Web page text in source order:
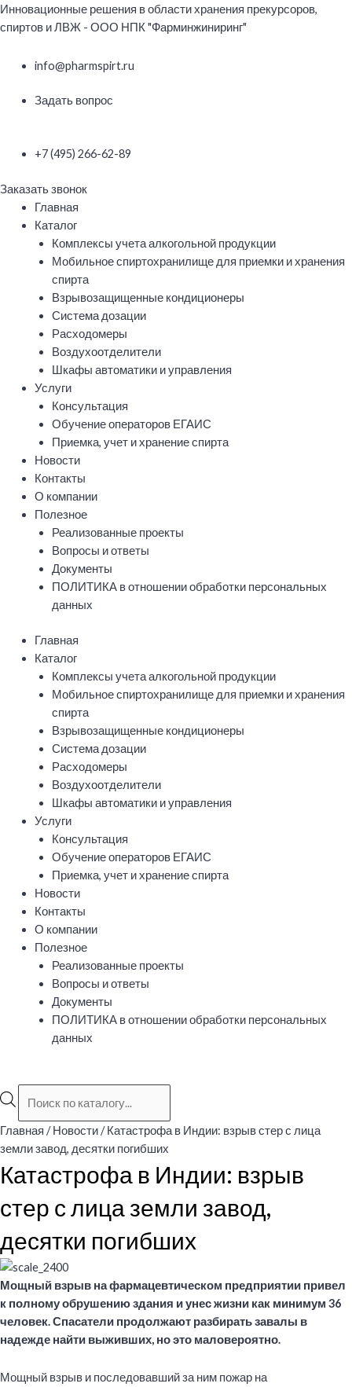
Перейти
к
Инновационные решения в области хранения прекурсоров,
спиртов и ЛВЖ - ООО НПК "Фарминжиниринг"
info@pharmspirt.ru
Задать вопрос
+7 (495) 266-62-89
Заказать звонок
Меню
Главная
Каталог
Комплексы учета алкогольной продукции
Мобильное спиртохранилище для приемки и хранения
спирта
Взрывозащищенные кондиционеры
Система дозации
Расходомеры
Воздухоотделители
Шкафы автоматики и управления
Услуги
Консультация
Обучение операторов ЕГАИС
Приемка, учет и хранение спирта
Новости
Контакты
О компании
Полезное
Реализованные проекты
Вопросы и ответы
Документы
ПОЛИТИКА в отношении обработки персональных
данных
Главная
Каталог
Комплексы учета алкогольной продукции
Мобильное спиртохранилище для приемки и хранения
спирта
Взрывозащищенные кондиционеры
Система дозации
Расходомеры
Воздухоотделители
Шкафы автоматики и управления
Услуги
Консультация
Обучение операторов ЕГАИС
Приемка, учет и хранение спирта
Новости
Контакты
О компании
Полезное
Реализованные проекты
Вопросы и ответы
Документы
ПОЛИТИКА в отношении обработки персональных
данных
товаров
Главная /Новости/ Катастрофа в Индии: взрыв стер с лица
земли завод, десятки погибших
Катастрофа в Индии: взрыв
стер с лица земли завод,
десятки погибших
Мощный взрыв на фармацевтическом предприятии привел
к полному обрушению здания и унес жизни как минимум 36
человек. Спасатели продолжают разбирать завалы в
надежде найти выживших, но это маловероятно.
Мощный взрыв и последовавший за ним пожар на